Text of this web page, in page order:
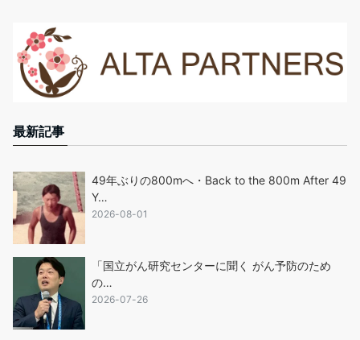
最新記事
49年ぶりの800mへ・Back to the 800m After 49
Y…
2026-08-01
「国立がん研究センターに聞く がん予防のため
の…
2026-07-26